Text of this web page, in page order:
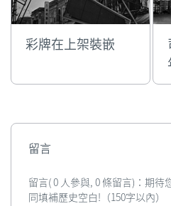
彩牌在上架裝嵌
留言
留言( 0 人參與, 0 條留言)：期
同填補歷史空白!（150字以內）